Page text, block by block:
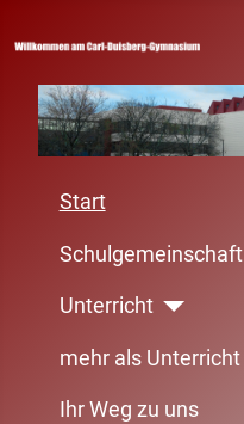
Start
Schulgemeinschaft
Unterricht
mehr als Unterricht
Ihr Weg zu uns